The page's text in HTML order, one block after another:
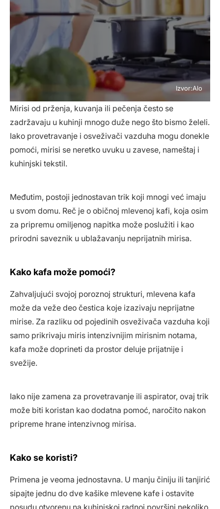
Izvor:Alo
Mirisi od prženja, kuvanja ili pečenja često se
zadržavaju u kuhinji mnogo duže nego što bismo želeli.
Iako provetravanje i osveživači vazduha mogu donekle
pomoći, mirisi se neretko uvuku u zavese, nameštaj i
kuhinjski tekstil.
Međutim, postoji jednostavan trik koji mnogi već imaju
u svom domu. Reč je o običnoj mlevenoj kafi, koja osim
za pripremu omiljenog napitka može poslužiti i kao
prirodni saveznik u ublažavanju neprijatnih mirisa.
Kako kafa može pomoći?
Zahvaljujući svojoj poroznoj strukturi, mlevena kafa
može da veže deo čestica koje izazivaju neprijatne
mirise. Za razliku od pojedinih osveživača vazduha koji
samo prikrivaju miris intenzivnijim mirisnim notama,
kafa može doprineti da prostor deluje prijatnije i
svežije.
Iako nije zamena za provetravanje ili aspirator, ovaj trik
može biti koristan kao dodatna pomoć, naročito nakon
pripreme hrane intenzivnog mirisa.
Kako se koristi?
Primena je veoma jednostavna. U manju činiju ili tanjirić
sipajte jednu do dve kašike mlevene kafe i ostavite